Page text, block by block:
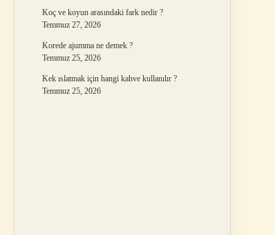
Koç ve koyun arasındaki fark nedir ?
Temmuz 27, 2026
Korede ajumma ne demek ?
Temmuz 25, 2026
Kek ıslatmak için hangi kahve kullanılır ?
Temmuz 25, 2026